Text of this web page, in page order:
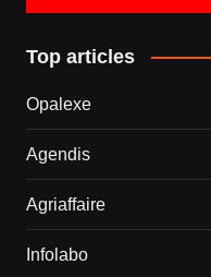
Top articles
Opalexe
Agendis
Agriaffaire
Infolabo